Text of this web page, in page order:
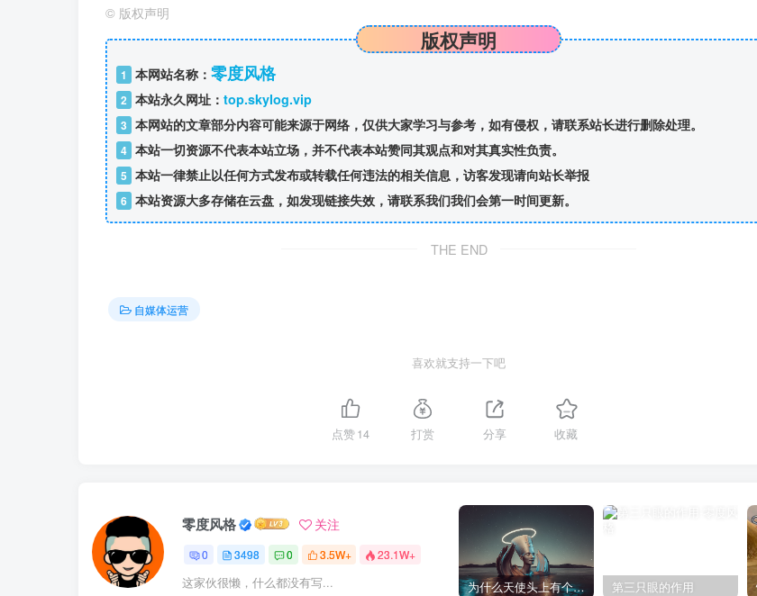
© 版权声明
版权声明
1 本网站名称： 零度风格
2 本站永久网址： top.skylog.vip
3 本网站的文章部分内容可能来源于网络，仅供大家学习与参考，如有侵权，请联系站长进行删除处理。
4 本站一切资源不代表本站立场，并不代表本站赞同其观点和对其真实性负责。
5 本站一律禁止以任何方式发布或转载任何违法的相关信息，访客发现请向站长举报
6 本站资源大多存储在云盘，如发现链接失效，请联系我们我们会第一时间更新。
THE END
自媒体运营
喜欢就支持一下吧
点赞14 打赏 分享 收藏
零度风格 关注
0 3498 0 3.5W+ 23.1W+
这家伙很懒，什么都没有写... 为什么天使头上有个圈？ 第三只眼的作用